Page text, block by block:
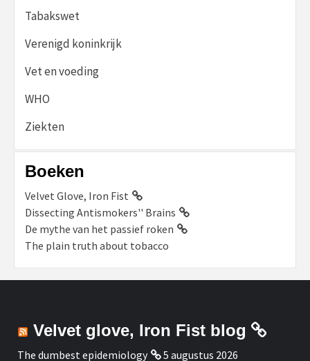
Tabakswet
Verenigd koninkrijk
Vet en voeding
WHO
Ziekten
Boeken
Velvet Glove, Iron Fist
Dissecting Antismokers'' Brains
De mythe van het passief roken
The plain truth about tobacco
Velvet glove, Iron Fist blog
The dumbest epidemiology
5 augustus 2026